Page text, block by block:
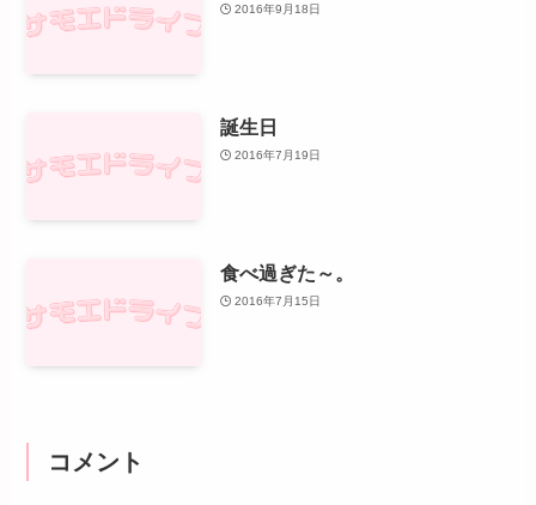
2016年9月18日
誕生日
2016年7月19日
食べ過ぎた～。
2016年7月15日
コメント